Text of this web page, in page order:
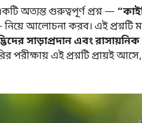
অত্যন্ত গুরুত্বপূর্ণ প্রশ্ন —
আলোচনা করব। এই প্রশ্নটি
সাড়াপ্রদান এবং
পরীক্ষায় এই প্রশ্নটি প্রায়ই আসে,